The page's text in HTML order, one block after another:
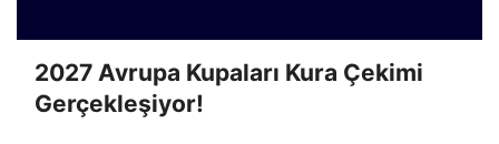
2027 Avrupa Kupaları Kura Çekimi
Gerçekleşiyor!